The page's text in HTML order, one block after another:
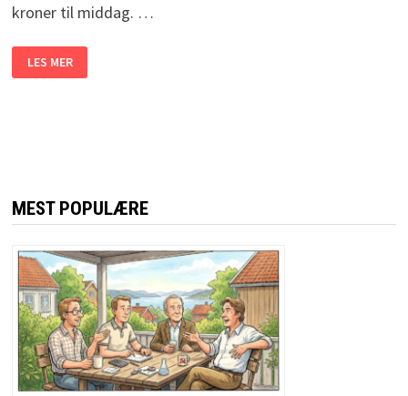
kroner til middag. …
HUN
INVITERTE
EN
TRILLER!
LES MER
MEST POPULÆRE